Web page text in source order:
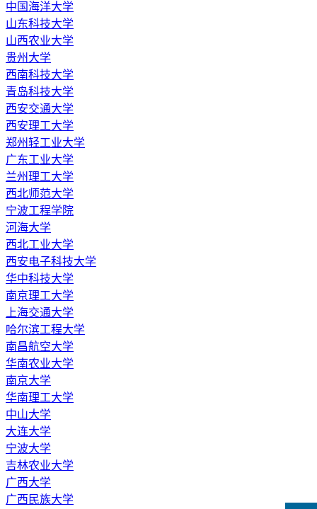
中国海洋大学
山东科技大学
山西农业大学
贵州大学
西南科技大学
青岛科技大学
西安交通大学
西安理工大学
郑州轻工业大学
广东工业大学
兰州理工大学
西北师范大学
宁波工程学院
河海大学
西北工业大学
西安电子科技大学
华中科技大学
南京理工大学
上海交通大学
哈尔滨工程大学
南昌航空大学
华南农业大学
南京大学
华南理工大学
中山大学
大连大学
宁波大学
吉林农业大学
广西大学
广西民族大学